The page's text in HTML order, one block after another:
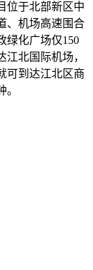
位于北部新区中
、机场高速围合
绿化广场仅150
北国际机场，
可到达江北区商